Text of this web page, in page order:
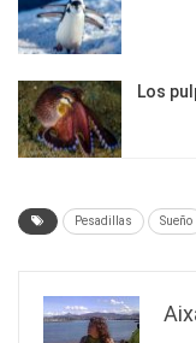
Los
Pesadillas Sueño